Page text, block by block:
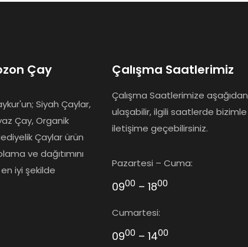
Çay
Siyah Çaylar,
Çay, Organik
Çaylar ürün
ve dağıtımını
iyi şekilde
Çalışma Saatlerimiz
Çalışma Saatlerimize aşağıdan
ulaşabilir, ilgili saatlerde bizimle
iletişime geçebilirsiniz.
Pazartesi – Cuma:
0900 – 1800
Cumartesi:
0900 – 1400